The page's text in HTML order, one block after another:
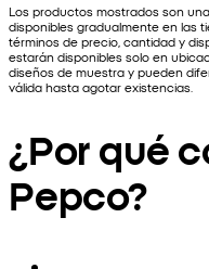
Los productos mostrados son
disponibles gradualmente en las
términos de precio, cantidad y
estarán disponibles solo en
diseños de muestra y pueden
válida hasta agotar existencias.
¿Por qué
Pepco?